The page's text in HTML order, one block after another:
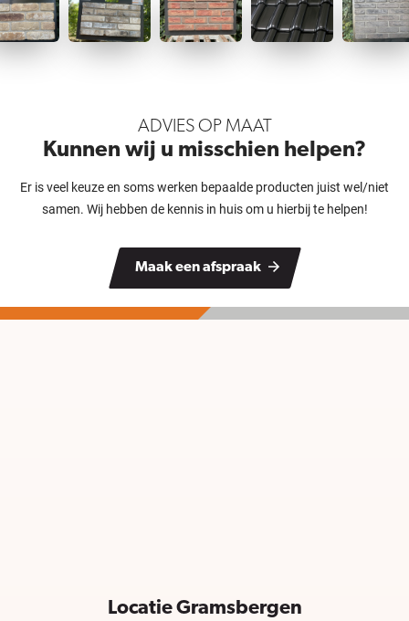
ADVIES OP MAAT
Kunnen wij u misschien helpen?
Er is veel keuze en soms werken bepaalde producten juist wel/niet
samen. Wij hebben de kennis in huis om u hierbij te helpen!
Maak een afspraak
Locatie Gramsbergen